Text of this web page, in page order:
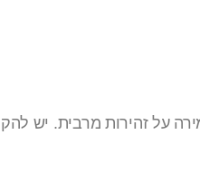
על זהירות מרבית. יש